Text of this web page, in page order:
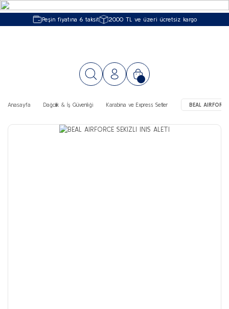
Peşin fiyatına 6 taksit 2000 TL ve üzeri ücretsiz kargo
Anasayfa Dağcılık & İş Güvenliği Karabina ve Express Setler BEAL